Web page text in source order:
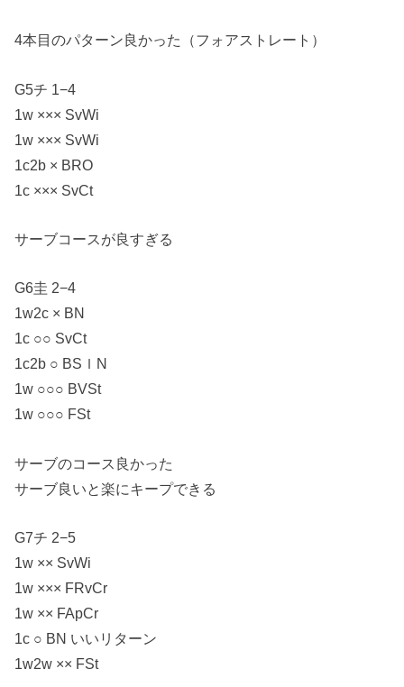
4本目のパターン良かった（フォアストレート）
G5チ 1−4
1w ××× SvWi
1w ××× SvWi
1c2b × BRO
1c ××× SvCt
サーブコースが良すぎる
G6圭 2−4
1w2c × BN
1c ○○ SvCt
1c2b ○ BSｌN
1w ○○○ BVSt
1w ○○○ FSt
サーブのコース良かった
サーブ良いと楽にキープできる
G7チ 2−5
1w ×× SvWi
1w ××× FRvCr
1w ×× FApCr
1c ○ BN いいリターン
1w2w ×× FSt